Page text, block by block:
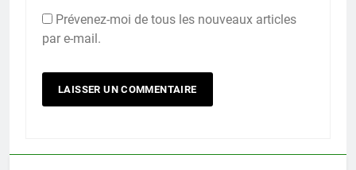
Prévenez-moi de tous les nouveaux articles
par e-mail.